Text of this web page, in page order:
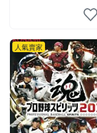
估。古董級遊戲限量收
人氣賣家